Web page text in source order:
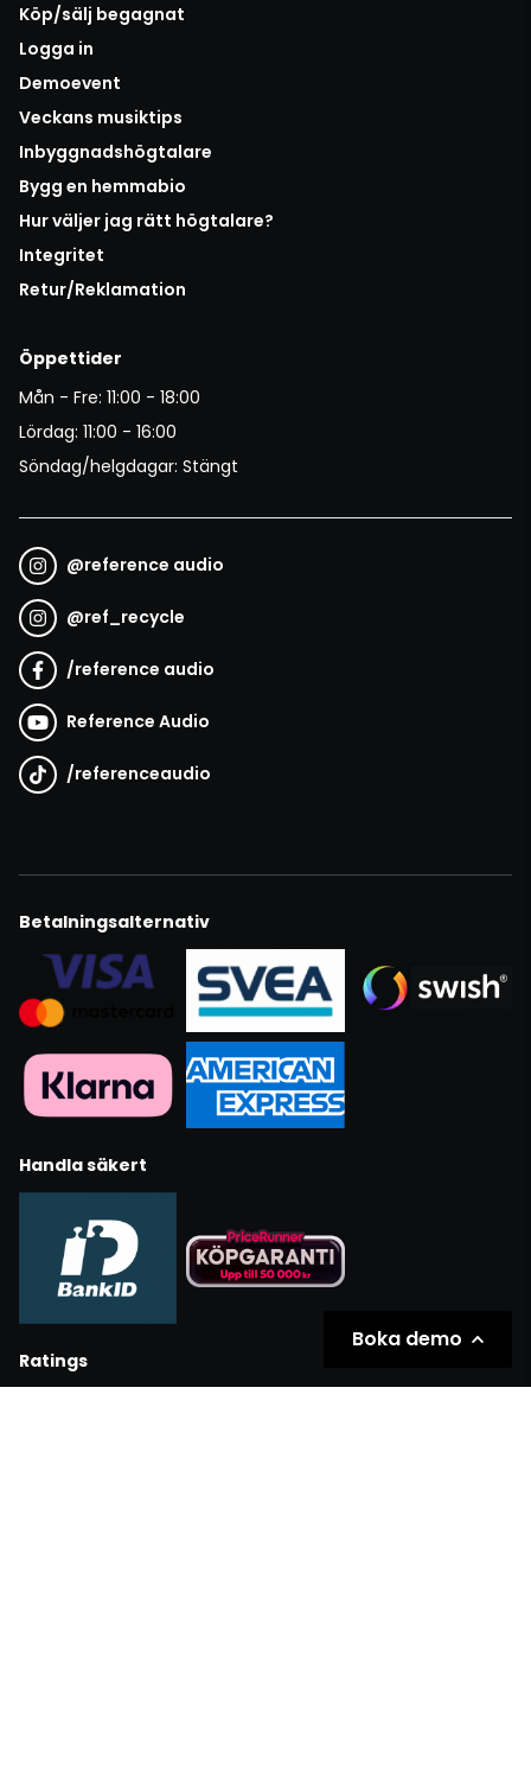
Köp/sälj begagnat
Logga in
Demoevent
Veckans musiktips
Inbyggnadshögtalare
Bygg en hemmabio
Hur väljer jag rätt högtalare?
Integritet
Retur/Reklamation
Öppettider
Mån - Fre: 11:00 - 18:00
Lördag: 11:00 - 16:00
Söndag/helgdagar: Stängt
@reference audio
@ref_recycle
/reference audio
Reference Audio
/referenceaudio
Betalningsalternativ
Handla säkert
Ratings
Boka demo